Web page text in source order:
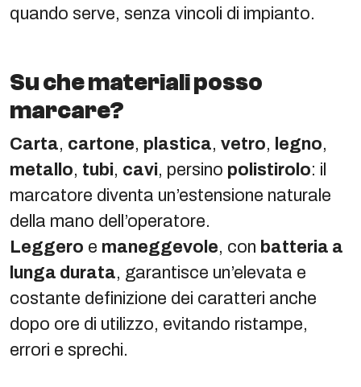
quando serve, senza vincoli di impianto.
Su che materiali posso
marcare?
Carta, cartone, plastica, vetro, legno,
metallo, tubi, cavi, persino polistirolo: il
marcatore diventa un’estensione naturale
della mano dell’operatore.
Leggero e maneggevole, con batteria a
lunga durata, garantisce un’elevata e
costante definizione dei caratteri anche
dopo ore di utilizzo, evitando ristampe,
errori e sprechi.